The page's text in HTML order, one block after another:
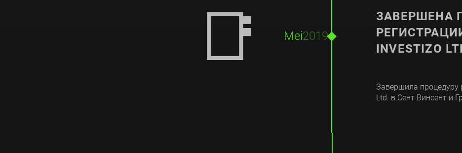
ЗАВЕРШЕНА
INVESTIZO
Завершила процедуру
Ltd. в Сент Винсент и
Mei2019
📑